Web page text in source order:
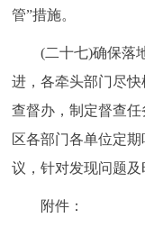
管”措施。
(二十七)确保落地
进，各牵头部门尽
查督办，制定督查
区各部门各单位定
议，针对发现问题及
附件：